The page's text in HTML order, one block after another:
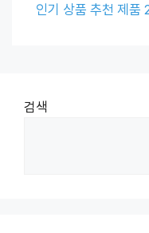
인기 상품 추천 제품
검색